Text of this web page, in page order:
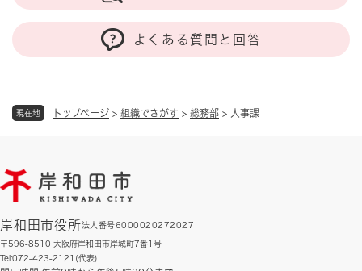
現在地 トップページ > 組織でさがす > 総務部 > 人事課
よくある質問と回答
岸和田市役所法人番号6000020272027
〒596-8510 大阪府岸和田市岸城町7番1号
Tel:072-423-2121(代表)